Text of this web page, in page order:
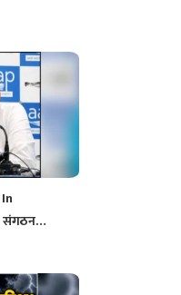
संगठन…